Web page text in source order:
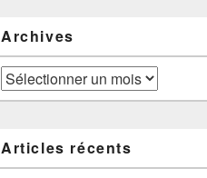
Archives
Archives
Articles récents